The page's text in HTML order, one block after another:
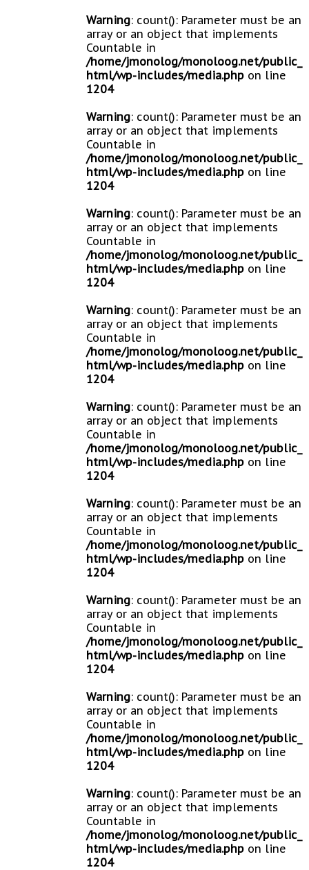
Warning: count(): Parameter must be an
array or an object that implements
Countable in
/home/jmonolog/monoloog.net/public_
html/wp-includes/media.php on line
1204
Warning: count(): Parameter must be an
array or an object that implements
Countable in
/home/jmonolog/monoloog.net/public_
html/wp-includes/media.php on line
1204
Warning: count(): Parameter must be an
array or an object that implements
Countable in
/home/jmonolog/monoloog.net/public_
html/wp-includes/media.php on line
1204
Warning: count(): Parameter must be an
array or an object that implements
Countable in
/home/jmonolog/monoloog.net/public_
html/wp-includes/media.php on line
1204
Warning: count(): Parameter must be an
array or an object that implements
Countable in
/home/jmonolog/monoloog.net/public_
html/wp-includes/media.php on line
1204
Warning: count(): Parameter must be an
array or an object that implements
Countable in
/home/jmonolog/monoloog.net/public_
html/wp-includes/media.php on line
1204
Warning: count(): Parameter must be an
array or an object that implements
Countable in
/home/jmonolog/monoloog.net/public_
html/wp-includes/media.php on line
1204
Warning: count(): Parameter must be an
array or an object that implements
Countable in
/home/jmonolog/monoloog.net/public_
html/wp-includes/media.php on line
1204
Warning: count(): Parameter must be an
array or an object that implements
Countable in
/home/jmonolog/monoloog.net/public_
html/wp-includes/media.php on line
1204